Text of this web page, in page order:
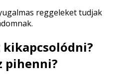
reggeleket tudjak
kikapcsolódni?
pihenni?